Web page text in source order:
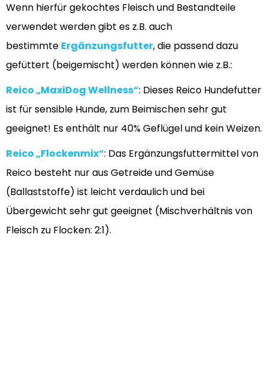
Wenn hierfür gekochtes Fleisch und Bestandteile
verwendet werden gibt es z.B. auch
bestimmte Ergänzungsfutter, die passend dazu
gefüttert (beigemischt) werden können wie z.B.:
Reico „MaxiDog Wellness“: Dieses Reico Hundefutter
ist für sensible Hunde, zum Beimischen sehr gut
geeignet! Es enthält nur 40% Geflügel und kein Weizen.
Reico „Flockenmix“: Das Ergänzungsfuttermittel von
Reico besteht nur aus Getreide und Gemüse
(Ballaststoffe) ist leicht verdaulich und bei
Übergewicht sehr gut geeignet (Mischverhältnis von
Fleisch zu Flocken: 2:1).